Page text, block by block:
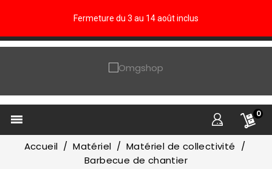
Fermeture du 3 au 14 août inclus
 0
Accueil Matériel
Matériel de collectivité
Barbecue de chantier